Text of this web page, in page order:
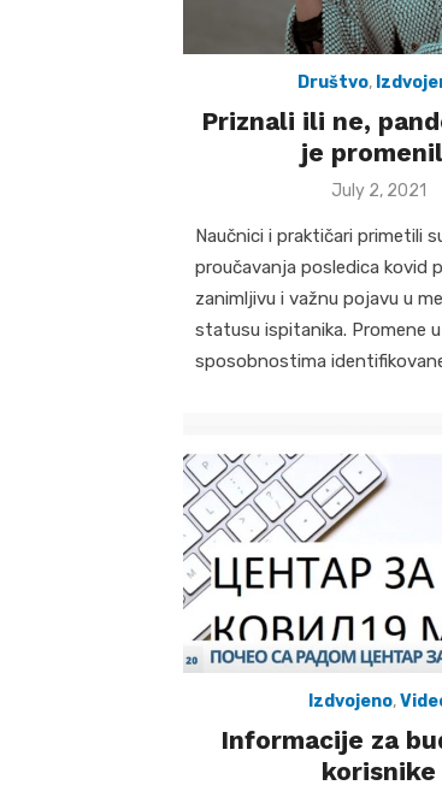
Društvo,
Priznali ili ne,
je
Posted
July 2, 2021
Naučnici i praktičari primetili
proučavanja posledica kovid
zanimljivu i važnu pojavu u
statusu ispitanika. Promene
sposobnostima
Izdvojeno,
Informacije za
korisnike